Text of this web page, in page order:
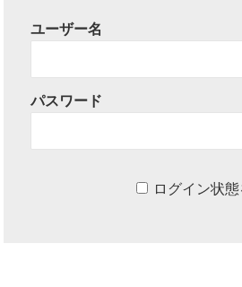
ユーザー名
パスワード
ログイン状